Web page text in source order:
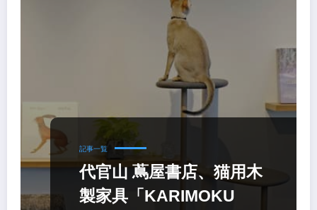
記事一覧
代官山 蔦屋書店、猫用木
製家具「KARIMOKU